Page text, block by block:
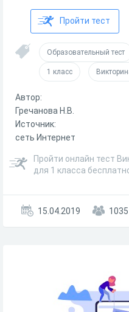
Пройти тест
Образовательный тест
1 класс
Автор:
Гречанова Н.В.
Источник:
сеть Интернет
Пройти онлайн тест
для 1 класса
15.04.2019 1035